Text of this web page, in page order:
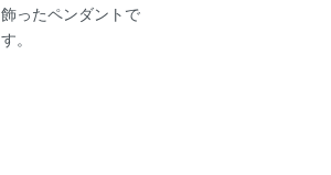
飾ったペンダントで
す。